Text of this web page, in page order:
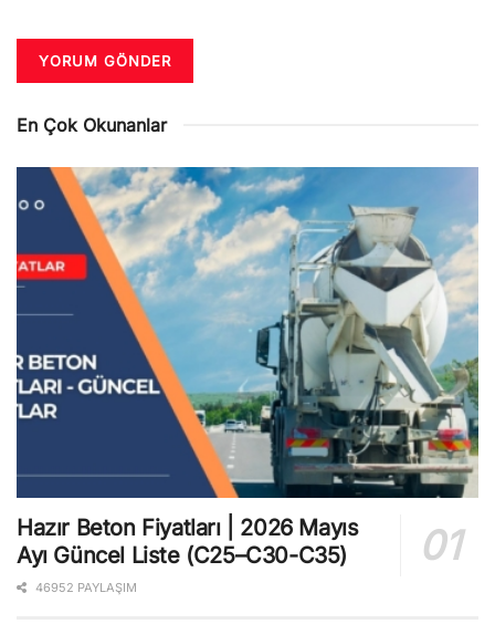
En Çok Okunanlar
Hazır Beton Fiyatları | 2026 Mayıs
Ayı Güncel Liste (C25–C30-C35)
46952 PAYLAŞIM